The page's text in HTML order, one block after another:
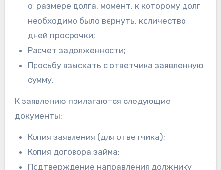
о размере долга, момент, к которому долг
необходимо было вернуть, количество
дней просрочки;
Расчет задолженности;
Просьбу взыскать с ответчика заявленную
сумму.
К заявлению прилагаются следующие
документы:
Копия заявления (для ответчика);
Копия договора займа;
Подтверждение направления должнику